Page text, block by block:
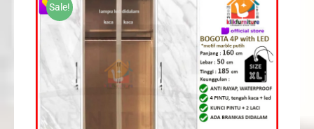
Sale!